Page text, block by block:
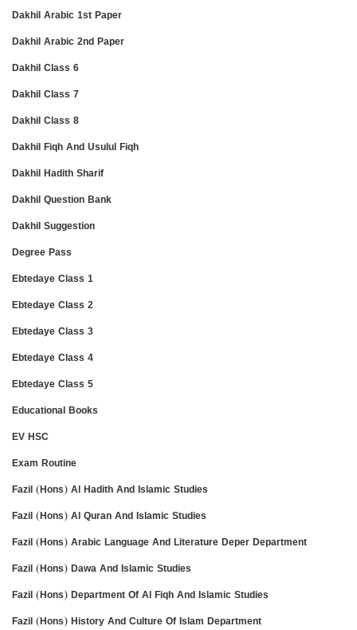
Dakhil Arabic 1st Paper
Dakhil Arabic 2nd Paper
Dakhil Class 6
Dakhil Class 7
Dakhil Class 8
Dakhil Fiqh And Usulul Fiqh
Dakhil Hadith Sharif
Dakhil Question Bank
Dakhil Suggestion
Degree Pass
Ebtedaye Class 1
Ebtedaye Class 2
Ebtedaye Class 3
Ebtedaye Class 4
Ebtedaye Class 5
Educational Books
EV HSC
Exam Routine
Fazil (Hons) Al Hadith And Islamic Studies
Fazil (Hons) Al Quran And Islamic Studies
Fazil (Hons) Arabic Language And Literature Deper Department
Fazil (Hons) Dawa And Islamic Studies
Fazil (Hons) Department Of Al Fiqh And Islamic Studies
Fazil (Hons) History And Culture Of Islam Department